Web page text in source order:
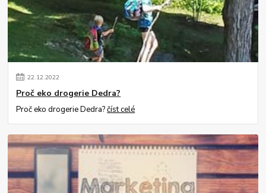
22.12.2022
Proč eko drogerie Dedra?
Proč eko drogerie Dedra?číst celé